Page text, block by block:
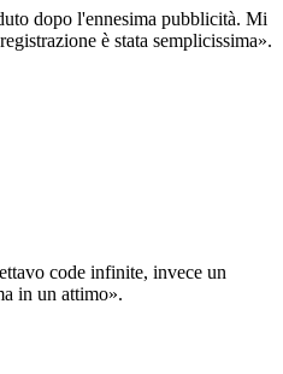
dopo l'ennesima pubblicità. Mi
è stata semplicissima».
code infinite, invece un
in un attimo».